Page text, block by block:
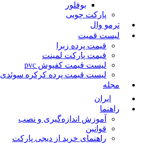
بوفلور
پارکت چوبی
ترمو وال
لیست قمیت
قیمت پرده زبرا
قیمت پارکت لمینت
لیست قیمت کفپوش pvc
لیست قیمت پرده کرکره سوئدی
مجله
ایران
راهنما
آموزش اندازه‌گیری و نصب
قوانین
راهنمای خرید از دیجی پارکت